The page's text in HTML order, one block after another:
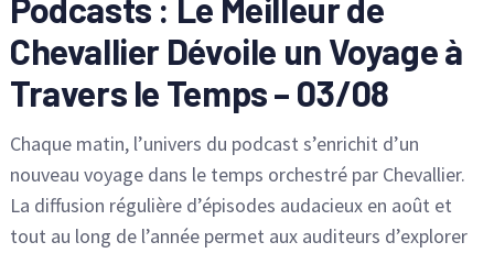
Podcasts : Le Meilleur de
Chevallier Dévoile un Voyage à
Travers le Temps – 03/08
Chaque matin, l’univers du podcast s’enrichit d’un
nouveau voyage dans le temps orchestré par Chevallier.
La diffusion régulière d’épisodes audacieux en août et
tout au long de l’année permet aux auditeurs d’explorer